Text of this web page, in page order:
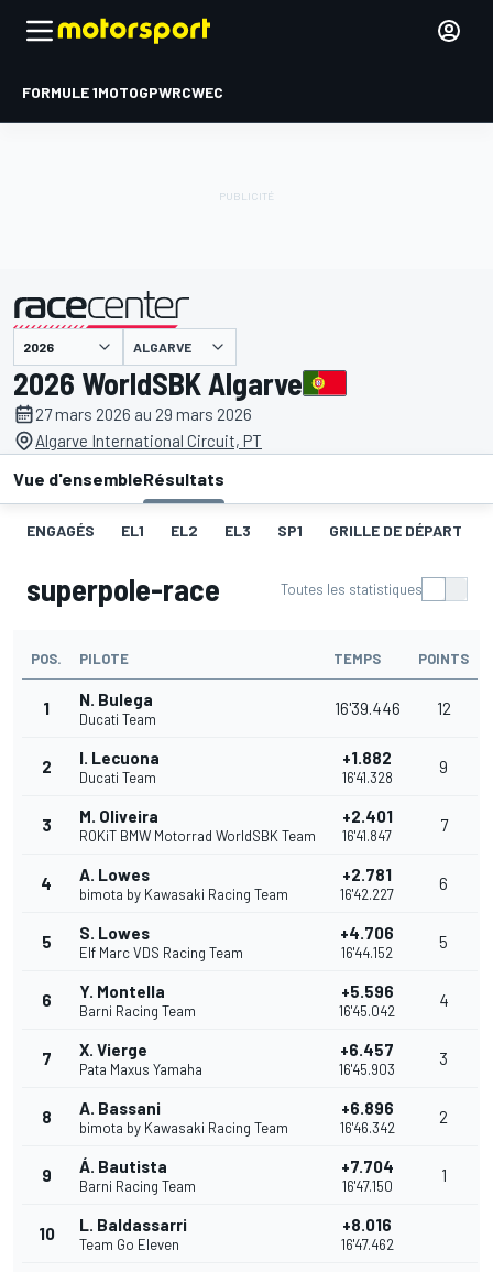
FORMULE 1MOTOGPWRCWEC
présenté par ALGARVE
2026 WorldSBK Algarve
27 mars 2026 au 29 mars 2026
Algarve International Circuit, PT
Vue d'ensembleRésultats
ENGAGÉS EL1 EL2 EL3 SP1 GRILLE DE DÉPART
superpole-race Toutes les statistiques
POS. PILOTE TEMPS POINTS
1 N. Bulega
Ducati Team
16'39.446 12
2 I. Lecuona
Ducati Team
+1.882
16'41.328
9
3 M. Oliveira
ROKiT BMW Motorrad WorldSBK Team
+2.401
16'41.847
7
4 A. Lowes
bimota by Kawasaki Racing Team
+2.781
16'42.227
6
5 S. Lowes
Elf Marc VDS Racing Team
+4.706
16'44.152
5
6 Y. Montella
Barni Racing Team
+5.596
16'45.042
4
7 X. Vierge
Pata Maxus Yamaha
+6.457
16'45.903
3
8 A. Bassani
bimota by Kawasaki Racing Team
+6.896
16'46.342
2
9 Á. Bautista
Barni Racing Team
+7.704
16'47.150
1
10 L. Baldassarri
Team Go Eleven
+8.016
16'47.462